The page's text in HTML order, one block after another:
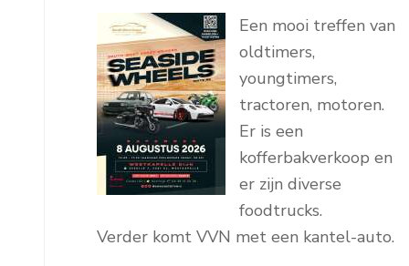
Een mooi treffen van
oldtimers,
youngtimers,
tractoren, motoren.
Er is een
kofferbakverkoop en
er zijn diverse
foodtrucks.
Verder komt VVN met een kantel-auto.